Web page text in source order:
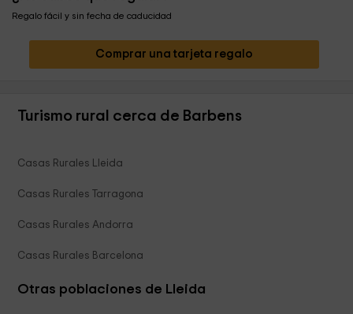
Regalo fácil y sin fecha de caducidad
Comprar una tarjeta regalo
Turismo rural cerca de Barbens
Casas Rurales Lleida
Casas Rurales Tarragona
Casas Rurales Andorra
Casas Rurales Barcelona
Otras poblaciones de Lleida